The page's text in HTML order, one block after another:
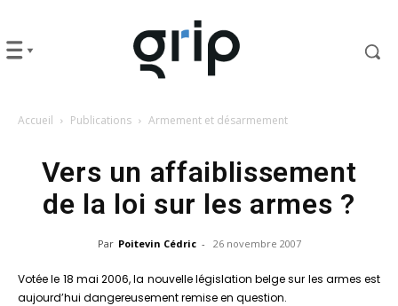
Accueil Publications Armement et désarmement
Vers un affaiblissement
de la loi sur les armes ?
Par Poitevin Cédric - 26 novembre 2007
Votée le 18 mai 2006, la nouvelle législation belge sur les armes est
aujourd’hui dangereusement remise en question.